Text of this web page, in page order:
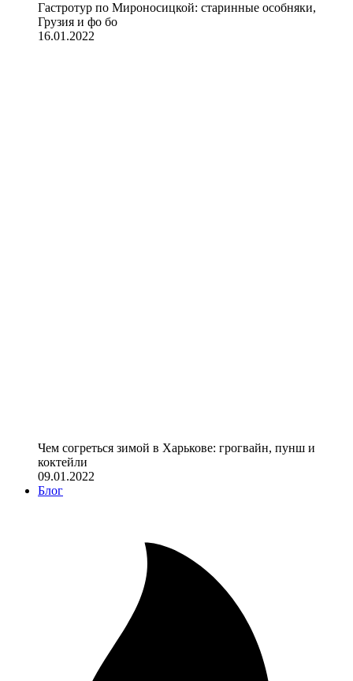
Гастротур по Мироносицкой: старинные особняки,
Грузия и фо бо
16.01.2022
Чем согреться зимой в Харькове: грогвайн, пунш и
коктейли
09.01.2022
Блог